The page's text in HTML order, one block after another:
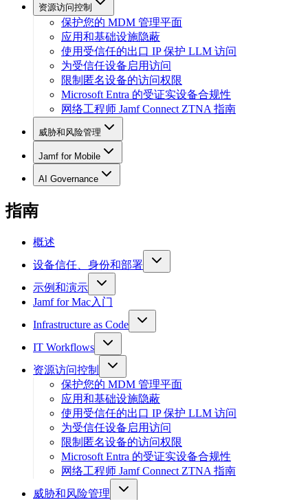
资源访问控制
保护您的 MDM 管理平面
应用和基础设施隐蔽
使用受信任的出口 IP 保护 LLM 访问
为受信任设备启用访问
限制匿名设备的访问权限
Microsoft Entra 的受证实设备合规性
网络工程师 Jamf Connect ZTNA 指南
威胁和风险管理
Jamf for Mobile
AI Governance
指南
概述
设备信任、身份和部署
示例和演示
Jamf for Mac入门
Infrastructure as Code
IT Workflows
资源访问控制
保护您的 MDM 管理平面
应用和基础设施隐蔽
使用受信任的出口 IP 保护 LLM 访问
为受信任设备启用访问
限制匿名设备的访问权限
Microsoft Entra 的受证实设备合规性
网络工程师 Jamf Connect ZTNA 指南
威胁和风险管理